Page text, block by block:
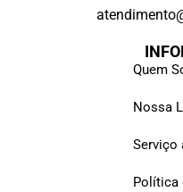
Quem
Nossa
Serviço
Política